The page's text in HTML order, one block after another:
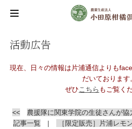
活動広告
現在、日々の情報は片浦通信よりも
だいております
ぜひこちら もご覧く
<< 農援隊に関東学院の生徒さんが協
記事一覧|
［限定販売］片浦レモ